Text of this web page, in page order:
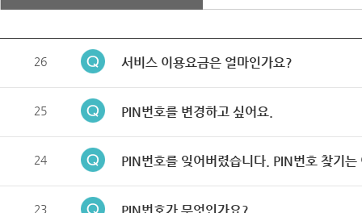
26 서비스 이용요금은 얼마인가요?
25 PIN번호를 변경하고 싶어요.
24 PIN번호를 잊어버렸습니다. PIN번호 찾기는
23